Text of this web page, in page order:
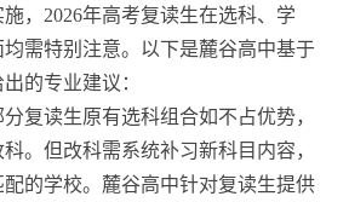
，2026年高考复读生在选科、学
需特别注意。以下是麓谷高中基于
的专业建议：
复读生原有选科组合如不占优势，
。但改科需系统补习新科目内容，
的学校。麓谷高中针对复读生提供